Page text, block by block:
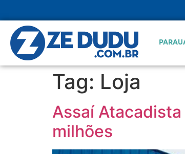
Tag: Loja
Assaí
milhões